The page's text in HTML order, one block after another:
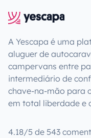
A Yescapa é uma
aluguer de
campervans entre
intermediário de
chave-na-mão para
em total liberdade e
4.18/5 de 543